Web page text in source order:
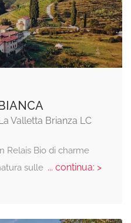
Valletta Brianza LC
Relais Bio di charme
sulle... continua: >